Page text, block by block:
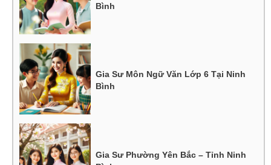
Bình
Gia Sư Môn Ngữ Văn Lớp 6 Tại Ninh
Bình
Gia Sư Phường Yên Bắc – Tỉnh Ninh